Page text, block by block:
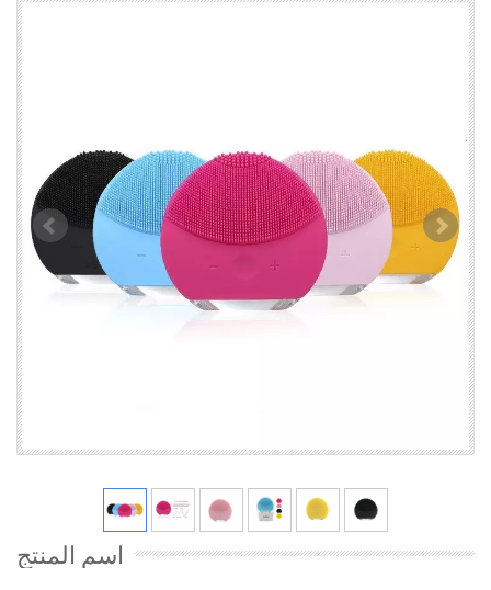
اسم المنتج